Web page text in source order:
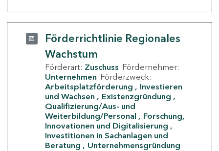
Förderrichtlinie Regionales
Wachstum
Förderart: Zuschuss Fördernehmer:
Unternehmen Förderzweck:
Arbeitsplatzförderung
Investieren
und Wachsen
Existenzgründung
Qualifizierung/Aus- und
Weiterbildung/Personal
Forschung,
Innovationen und Digitalisierung
Investitionen in Sachanlagen und
Beratung
Unternehmensgründung